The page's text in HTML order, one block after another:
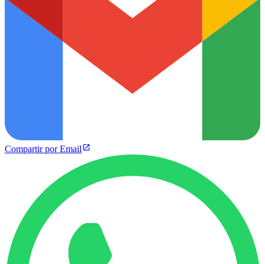
Compartir por Email